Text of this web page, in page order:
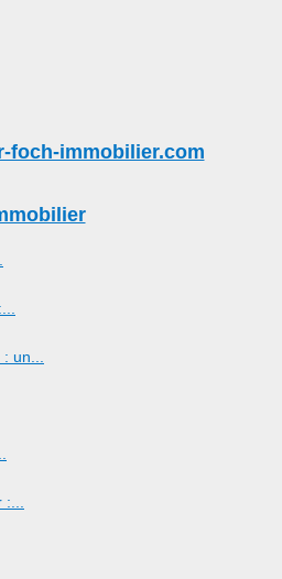
foch-immobilier.com
un...
:...